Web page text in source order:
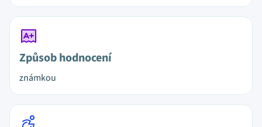
Způsob hodnocení
známkou